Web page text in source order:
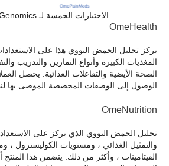
الاختبارات الخمسة لـ Pathway Genomics
OmeHealth
يركز تحليل الحمض النووي هذا على
المغذيات الكبيرة وأنواع التمارين والتدريب
الصحة الأيضية والتفاعلات الغذائية. يحصل
الوصول إلى الوصفات المخصصة الموصى بها
OmeNutrition
تحليل الحمض النووي الذي يركز على
والتمثيل الغذائي ، ومستويات الكوليسترول ،
الفيتامينات ، وأكثر من ذلك. يتضمن هذا